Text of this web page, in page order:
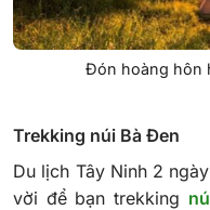
Đón hoàng hôn
Trekking núi Bà Đen
Du lịch Tây Ninh 2
vời để bạn trekking